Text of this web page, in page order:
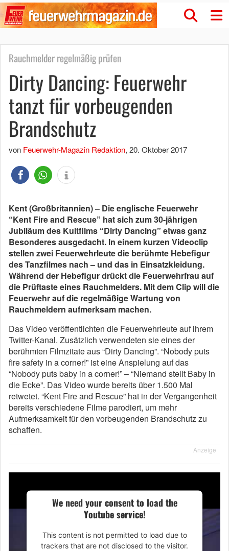
Rauchmelder regelmäßig prüfen
Dirty Dancing: Feuerwehr
tanzt für vorbeugenden
Brandschutz
von Feuerwehr-Magazin Redaktion, 20. Oktober 2017
Kent (Großbritannien) – Die englische Feuerwehr
“Kent Fire and Rescue” hat sich zum 30-jährigen
Jubiläum des Kultfilms “Dirty Dancing” etwas ganz
Besonderes ausgedacht. In einem kurzen Videoclip
stellen zwei Feuerwehrleute die berühmte Hebefigur
des Tanzfilmes nach – und das in Einsatzkleidung.
Während der Hebefigur drückt die Feuerwehrfrau auf
die Prüftaste eines Rauchmelders. Mit dem Clip will die
Feuerwehr auf die regelmäßige Wartung von
Rauchmeldern aufmerksam machen.
Das Video veröffentlichten die Feuerwehrleute auf ihrem
Twitter-Kanal. Zusätzlich verwendeten sie eines der
berühmten Filmzitate aus “Dirty Dancing”. “Nobody puts
fire safety in a corner!” ist eine Anspielung auf das
“Nobody puts baby in a corner!” – “Niemand stellt Baby in
die Ecke”. Das Video wurde bereits über 1.500 Mal
retwetet. “Kent Fire and Rescue” hat in der Vergangenheit
bereits verschiedene Filme parodiert, um mehr
Aufmerksamkeit für den vorbeugenden Brandschutz zu
schaffen.
Anzeige
We need your consent to load the
Youtube service!
This content is not permitted to load due to
trackers that are not disclosed to the visitor.